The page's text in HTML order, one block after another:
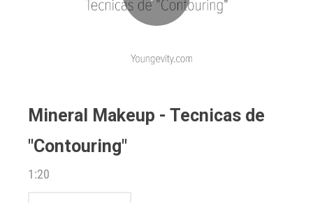
Play
Mineral Makeup - Tecnicas de
"Contouring"
1:20